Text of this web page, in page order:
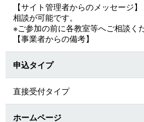
【サイト管理者からのメッセージ】
相談が可能です。
※ご参加の前に各教室等へご相談く
【事業者からの備考】
申込タイプ
直接受付タイプ
ホームページ